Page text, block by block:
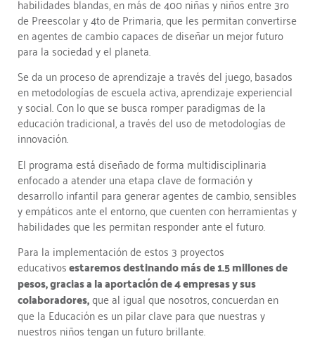
habilidades blandas, en más de 400 niñas y niños entre 3ro
de Preescolar y 4to de Primaria, que les permitan convertirse
en agentes de cambio capaces de diseñar un mejor futuro
para la sociedad y el planeta.
Se da un proceso de aprendizaje a través del juego, basados
en metodologías de escuela activa, aprendizaje experiencial
y social. Con lo que se busca romper paradigmas de la
educación tradicional, a través del uso de metodologías de
innovación.
El programa está diseñado de forma multidisciplinaria
enfocado a atender una etapa clave de formación y
desarrollo infantil para generar agentes de cambio, sensibles
y empáticos ante el entorno, que cuenten con herramientas y
habilidades que les permitan responder ante el futuro.
Para la implementación de estos 3 proyectos
educativosestaremos destinando más de 1.5 millones de
pesos, gracias a la aportación de 4 empresas y sus
colaboradores,que al igual que nosotros, concuerdan en
que la Educación es un pilar clave para que nuestras y
nuestros niños tengan un futuro brillante.